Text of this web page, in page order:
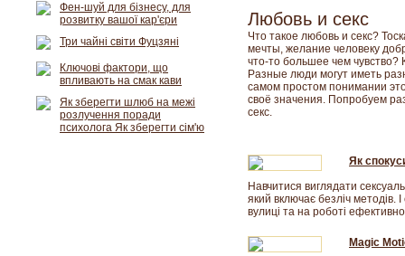
Любовь и секс
Что такое любовь и секс?
мечты, желание человеку
что-то большее чем чувство?
Разные люди могут иметь
самом простом понимании
своё значения. Попробуем
секс.
Як
Навчитися виглядати
який включає безліч методів.
вулиці та на роботі
Magic
Фен-шуй для бізнесу, для
розвитку вашої кар'єри
Три чайні світи Фуцзяні
Ключові фактори, що
впливають на смак кави
Як зберегти шлюб на межі
розлучення поради
психолога Як зберегти сім'ю